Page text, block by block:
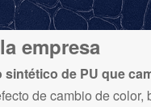
empresa
sintético de PU que
de cambio de